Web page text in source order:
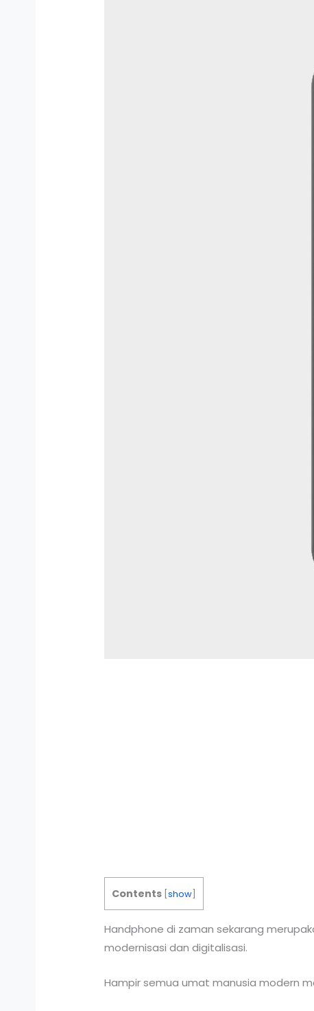
Contents [show
Handphone di zaman sekarang
modernisasi dan digitalisasi.
Hampir semua umat manusia modern